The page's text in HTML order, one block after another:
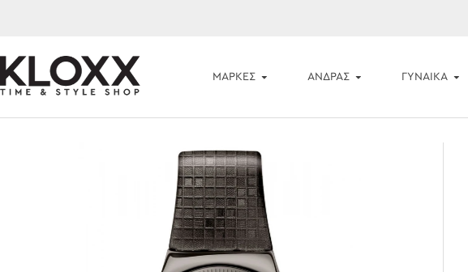
ΜΆΡΚΕΣ ΑΝΔΡΑΣ ΓΥΝΑΙΚΑ